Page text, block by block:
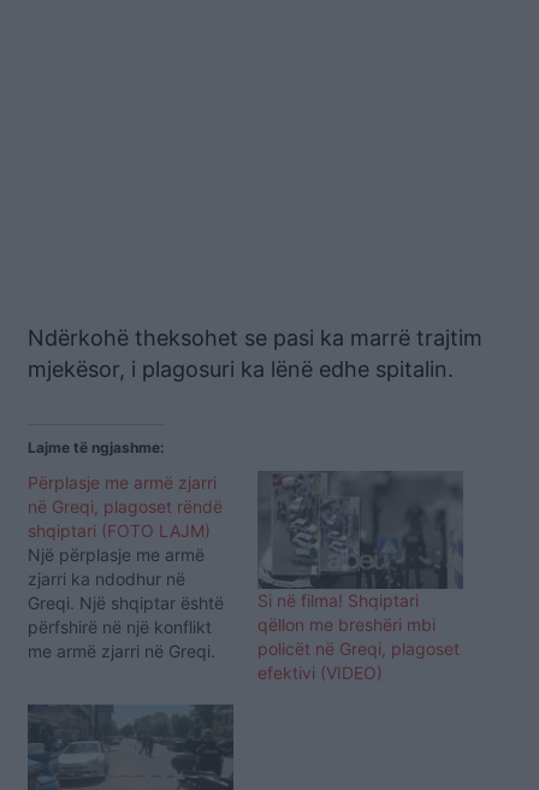
Ndërkohë theksohet se pasi ka marrë trajtim
mjekësor, i plagosuri ka lënë edhe spitalin.
Lajme të ngjashme:
Përplasje me armë zjarri
në Greqi, plagoset rëndë
shqiptari (FOTO LAJM)
Një përplasje me armë
zjarri ka ndodhur në
Greqi. Një shqiptar është
përfshirë në një konflikt
me armë zjarri në Greqi.
pranë një restoranti ku u
dëgjuan të shtëna.
Shqiptari, identiteti i të
Si në filma! Shqiptari
qëllon me breshëri mbi
policët në Greqi, plagoset
efektivi (VIDEO)